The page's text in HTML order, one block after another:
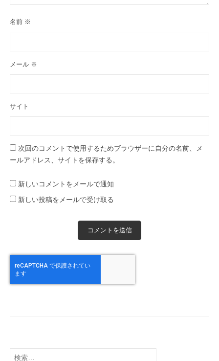
名前 ※
メール ※
サイト
次回のコメントで使用するためブラウザーに自分の名前、メ
ールアドレス、サイトを保存する。
新しいコメントをメールで通知
新しい投稿をメールで受け取る
検